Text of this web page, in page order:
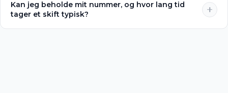
Kan jeg beholde mit nummer, og hvor lang tid
tager et skift typisk?